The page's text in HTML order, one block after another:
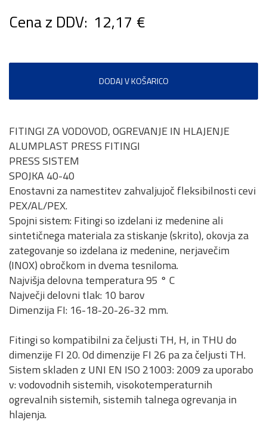
Cena z DDV: 12,17 €
DODAJ V KOŠARICO
FITINGI ZA VODOVOD, OGREVANJE IN HLAJENJE
ALUMPLAST PRESS FITINGI
PRESS SISTEM
SPOJKA 40-40
Enostavni za namestitev zahvaljujoč fleksibilnosti cevi
PEX/AL/PEX.
Spojni sistem: Fitingi so izdelani iz medenine ali
sintetičnega materiala za stiskanje (skrito), okovja za
zategovanje so izdelana iz medenine, nerjavečim
(INOX) obročkom in dvema tesniloma.
Najvišja delovna temperatura 95 ° C
Največji delovni tlak: 10 barov
Dimenzija FI: 16-18-20-26-32 mm.
Fitingi so kompatibilni za čeljusti TH, H, in THU do
dimenzije FI 20. Od dimenzije FI 26 pa za čeljusti TH.
Sistem skladen z UNI EN ISO 21003: 2009 za uporabo
v: vodovodnih sistemih, visokotemperaturnih
ogrevalnih sistemih, sistemih talnega ogrevanja in
hlajenja.